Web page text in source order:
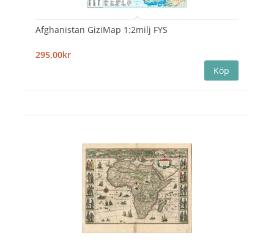
Afghanistan GiziMap 1:2milj FYS
295,00kr